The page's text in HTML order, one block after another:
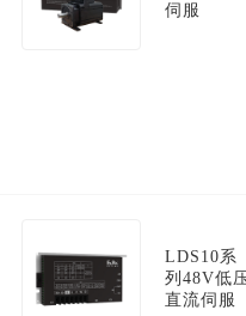
伺服
LDS10系
列48V低
直流伺服